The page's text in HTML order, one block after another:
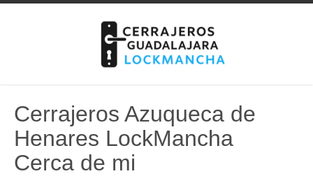
Cerrajeros Azuqueca de
Henares LockMancha
Cerca de mi